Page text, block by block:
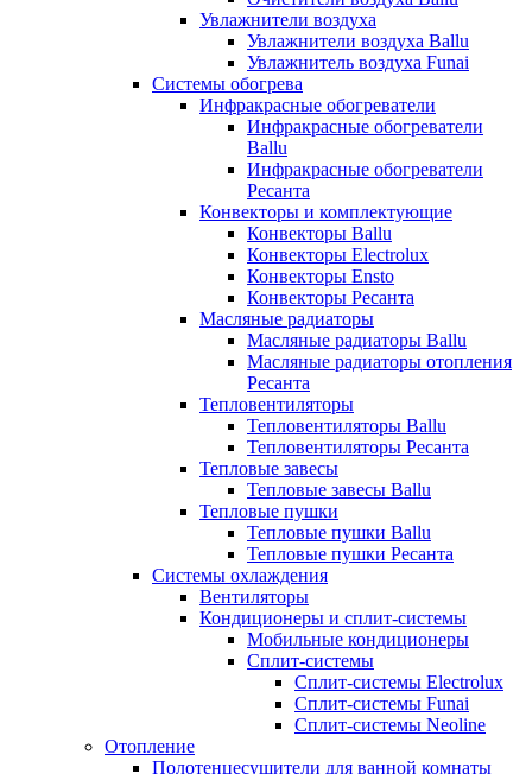
Увлажнители воздуха
Увлажнители воздуха Ballu
Увлажнитель воздуха Funai
Системы обогрева
Инфракрасные обогреватели
Инфракрасные обогреватели
Ballu
Инфракрасные обогреватели
Ресанта
Конвекторы и комплектующие
Конвекторы Ballu
Конвекторы Electrolux
Конвекторы Ensto
Конвекторы Ресанта
Масляные радиаторы
Масляные радиаторы Ballu
Масляные радиаторы отопления
Ресанта
Тепловентиляторы
Тепловентиляторы Ballu
Тепловентиляторы Ресанта
Тепловые завесы
Тепловые завесы Ballu
Тепловые пушки
Тепловые пушки Ballu
Тепловые пушки Ресанта
Системы охлаждения
Вентиляторы
Кондиционеры и сплит-системы
Мобильные кондиционеры
Сплит-системы
Сплит-системы Electrolux
Сплит-системы Funai
Сплит-системы Neoline
Отопление
Полотенцесушители для ванной комнаты